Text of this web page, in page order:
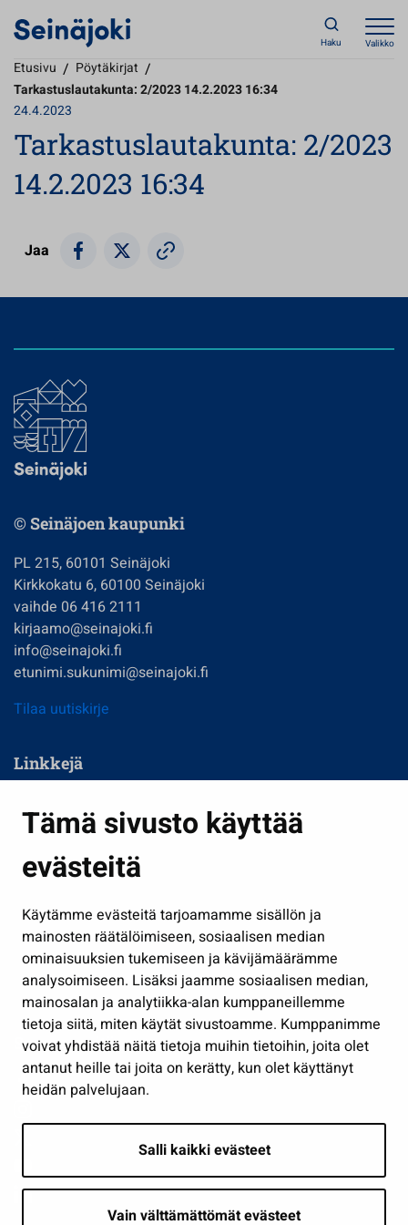
Tämä sivusto käyttää
evästeitä
Käytämme evästeitä tarjoamamme sisällön ja
mainosten räätälöimiseen, sosiaalisen median
ominaisuuksien tukemiseen ja kävijämäärämme
analysoimiseen. Lisäksi jaamme sosiaalisen median,
mainosalan ja analytiikka-alan kumppaneillemme
tietoja siitä, miten käytät sivustoamme. Kumppanimme
voivat yhdistää näitä tietoja muihin tietoihin, joita olet
antanut heille tai joita on kerätty, kun olet käyttänyt
heidän palvelujaan.
Salli kaikki evästeet
Vain välttämättömät evästeet
Haku Valikko
Etusivu / Pöytäkirjat /
Tarkastuslautakunta: 2/2023 14.2.2023 16:34
24.4.2023
Tarkastuslautakunta: 2/2023
14.2.2023 16:34
Jaa
© Seinäjoen kaupunki
PL 215, 60101 Seinäjoki
Kirkkokatu 6, 60100 Seinäjoki
vaihde 06 416 2111
kirjaamo@seinajoki.fi
info@seinajoki.fi
etunimi.sukunimi@seinajoki.fi
Tilaa uutiskirje
Linkkejä
Kasvatus ja opetus
Kulttuuri ja liikunta
Työ ja yrittäminen
Osallistu ja asioi
Näytä omat evästeasetukseni
Seuraa meitä